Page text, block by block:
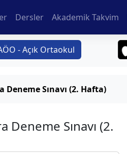
Dersler Akademik Takvim
- Açık Ortaokul
Deneme Sınavı (2. Hafta)
Deneme Sınavı (2.